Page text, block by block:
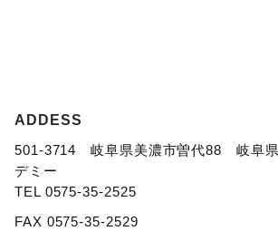
ADDESS
501-3714 岐阜県美濃市曽代88 岐阜県
デミー
TEL 0575-35-2525
FAX 0575-35-2529